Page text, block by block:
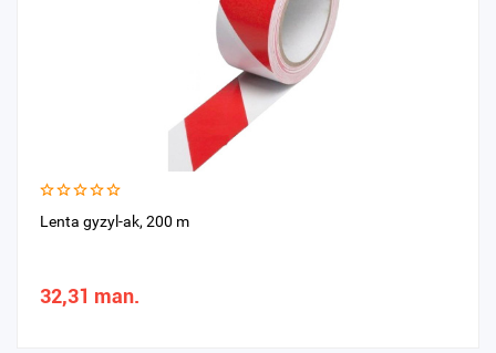
Lenta gyzyl-ak, 200 m
32,31 man.